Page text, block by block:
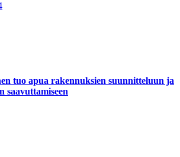
tuo apua rakennuksien suunnitteluun ja
saavuttamiseen